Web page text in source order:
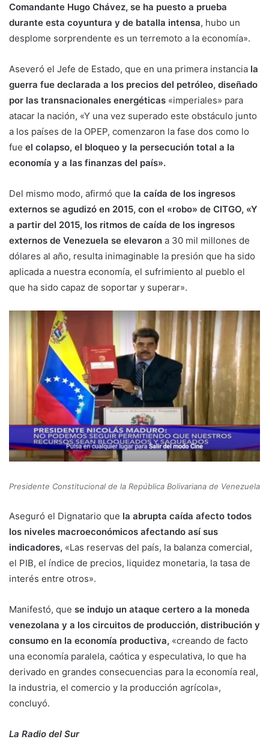
Comandante Hugo Chávez, se ha puesto a prueba
durante esta coyuntura y de batalla intensa, hubo un
desplome sorprendente es un terremoto a la economía».
Aseveró el Jefe de Estado, que en una primera instancia la
guerra fue declarada a los precios del petróleo, diseñado
por las transnacionales energéticas «imperiales» para
atacar la nación, «Y una vez superado este obstáculo junto
a los países de la OPEP, comenzaron la fase dos como lo
fue el colapso, el bloqueo y la persecución total a la
economía y a las finanzas del país».
Del mismo modo, afirmó que la caída de los ingresos
externos se agudizó en 2015, con el «robo» de CITGO, «Y
a partir del 2015, los ritmos de caída de los ingresos
externos de Venezuela se elevaron a 30 mil millones de
dólares al año, resulta inimaginable la presión que ha sido
aplicada a nuestra economía, el sufrimiento al pueblo el
que ha sido capaz de soportar y superar».
Presidente Constitucional de la República Bolivariana de Venezuela
Aseguró el Dignatario que la abrupta caída afecto todos
los niveles macroeconómicos afectando así sus
indicadores, «Las reservas del país, la balanza comercial,
el PIB, el índice de precios, liquidez monetaria, la tasa de
interés entre otros».
Manifestó, que se indujo un ataque certero a la moneda
venezolana y a los circuitos de producción, distribución y
consumo en la economía productiva, «creando de facto
una economía paralela, caótica y especulativa, lo que ha
derivado en grandes consecuencias para la economía real,
la industria, el comercio y la producción agrícola»,
concluyó.
La Radio del Sur